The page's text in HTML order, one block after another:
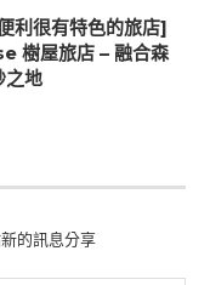
利很有特色的旅店]
樹屋旅店 – 融合森
之地
的訊息分享